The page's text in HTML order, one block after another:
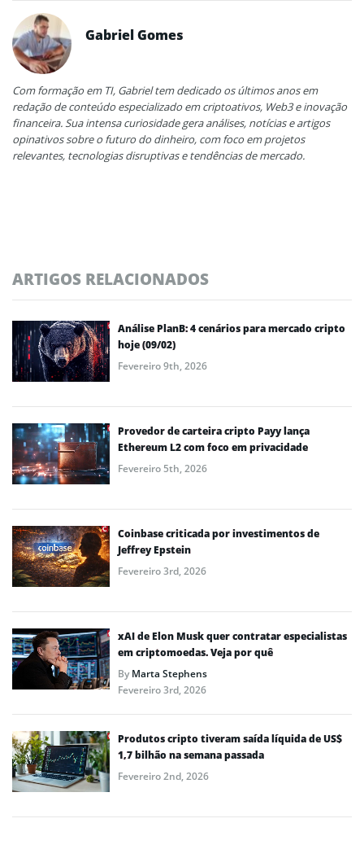
Gabriel Gomes
Com formação em TI, Gabriel tem dedicado os últimos anos em
redação de conteúdo especializado em criptoativos, Web3 e inovação
financeira. Sua intensa curiosidade gera análises, notícias e artigos
opinativos sobre o futuro do dinheiro, com foco em projetos
relevantes, tecnologias disruptivas e tendências de mercado.
ARTIGOS RELACIONADOS
Análise PlanB: 4 cenários para mercado cripto
hoje (09/02)
Fevereiro 9th, 2026
Provedor de carteira cripto Payy lança
Ethereum L2 com foco em privacidade
Fevereiro 5th, 2026
Coinbase criticada por investimentos de
Jeffrey Epstein
Fevereiro 3rd, 2026
xAI de Elon Musk quer contratar especialistas
em criptomoedas. Veja por quê
ByMarta Stephens
Fevereiro 3rd, 2026
Produtos cripto tiveram saída líquida de US$
1,7 bilhão na semana passada
Fevereiro 2nd, 2026